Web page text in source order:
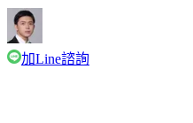
加Line諮詢